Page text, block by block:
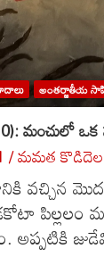
అంతర్జాతీయ
మంచులో
మమత కొడిదెల
వచ్చిన
పిల్లలం
అప్పటికి